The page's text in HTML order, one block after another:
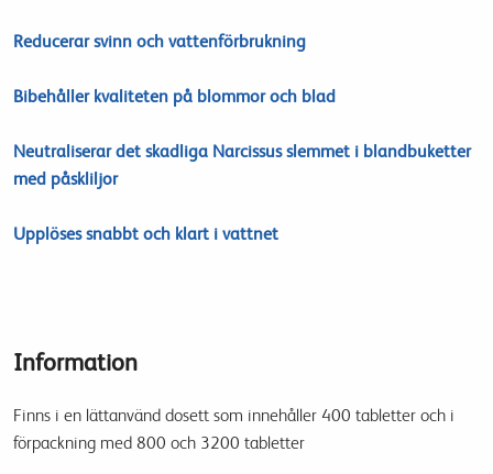
Reducerar svinn och vattenförbrukning
Bibehåller kvaliteten på blommor och blad
Neutraliserar det skadliga Narcissus slemmet i blandbuketter
med påskliljor
Upplöses snabbt och klart i vattnet
Information
Finns i en lättanvänd dosett som innehåller 400 tabletter och i
förpackning med 800 och 3200 tabletter